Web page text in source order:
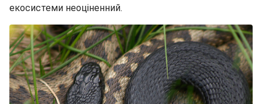
екосистеми неоціненний.